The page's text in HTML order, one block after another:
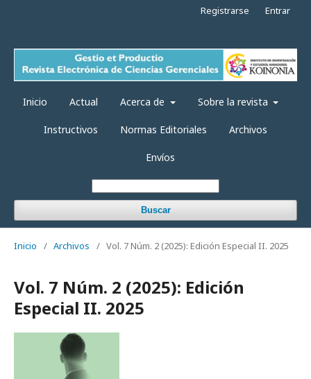
Inicio Actual Acerca de Sobre la revista
Instructivos Normas Editoriales Archivos
Envíos
Buscar
Registrarse Entrar
Inicio / Archivos / Vol. 7 Núm. 2 (2025): Edición Especial II. 2025
Vol. 7 Núm. 2 (2025): Edición
Especial II. 2025